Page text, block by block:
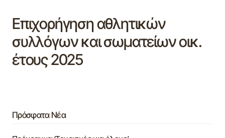
Επιχορήγηση αθλητικών
συλλόγων και σωματείων οικ.
έτους 2025
Πρόσφατα Νέα